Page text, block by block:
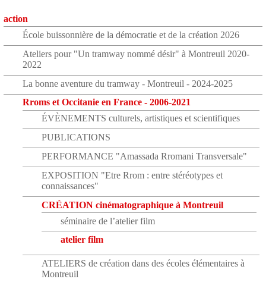
action
École buissonnière de la démocratie et de la création 2026
Ateliers pour "Un tramway nommé désir" à Montreuil 2020-
2022
La bonne aventure du tramway - Montreuil - 2024-2025
Rroms et Occitanie en France - 2006-2021
ÉVÈNEMENTS culturels, artistiques et scientifiques
PUBLICATIONS
PERFORMANCE "Amassada Rromani Transversale"
EXPOSITION "Etre Rrom : entre stéréotypes et
connaissances"
CRÉATION cinématographique à Montreuil
séminaire de l’atelier film
atelier film
ATELIERS de création dans des écoles élémentaires à
Montreuil